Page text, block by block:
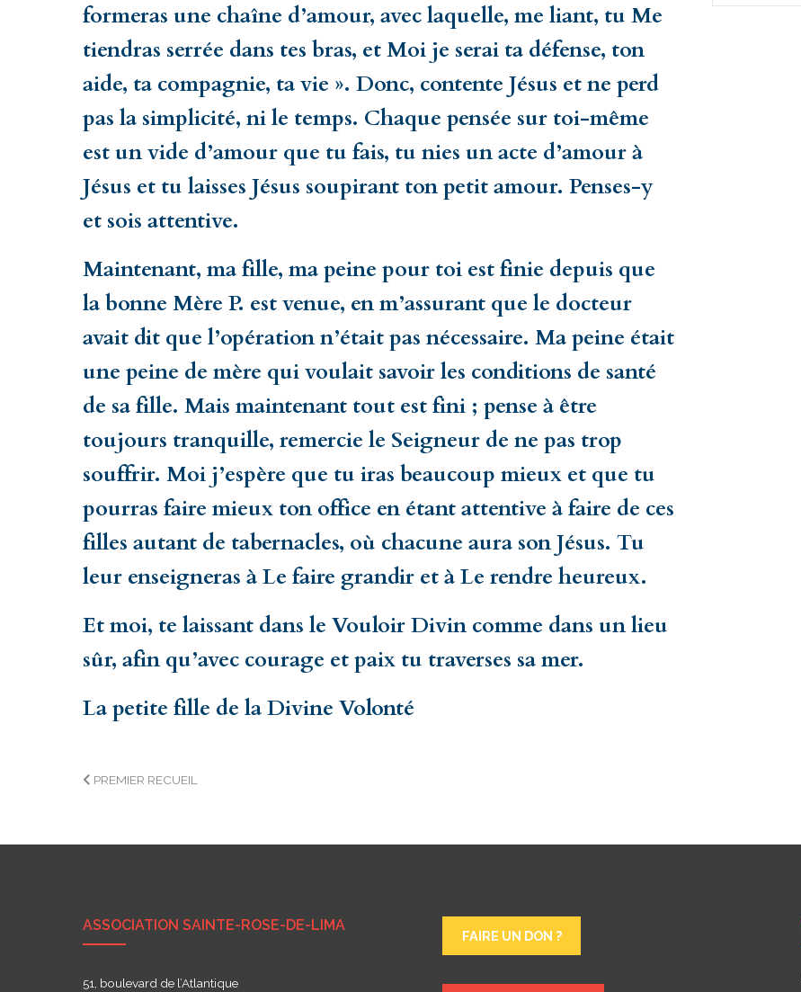
formeras une chaîne d’amour, avec laquelle, me liant, tu Me
tiendras serrée dans tes bras, et Moi je serai ta défense, ton
aide, ta compagnie, ta vie ». Donc, contente Jésus et ne perd
pas la simplicité, ni le temps. Chaque pensée sur toi-même
est un vide d’amour que tu fais, tu nies un acte d’amour à
Jésus et tu laisses Jésus soupirant ton petit amour. Penses-y
et sois attentive.
Maintenant, ma fille, ma peine pour toi est finie depuis que
la bonne Mère P. est venue, en m’assurant que le docteur
avait dit que l’opération n’était pas nécessaire. Ma peine était
une peine de mère qui voulait savoir les conditions de santé
de sa fille. Mais maintenant tout est fini ; pense à être
toujours tranquille, remercie le Seigneur de ne pas trop
souffrir. Moi j’espère que tu iras beaucoup mieux et que tu
pourras faire mieux ton office en étant attentive à faire de ces
filles autant de tabernacles, où chacune aura son Jésus. Tu
leur enseigneras à Le faire grandir et à Le rendre heureux.
Et moi, te laissant dans le Vouloir Divin comme dans un lieu
sûr, afin qu’avec courage et paix tu traverses sa mer.
La petite fille de la Divine Volonté
Navigation
PREMIER RECUEIL
ASSOCIATION SAINTE-ROSE-DE-LIMA
51, boulevard de l’Atlantique
FAIRE UN DON ?